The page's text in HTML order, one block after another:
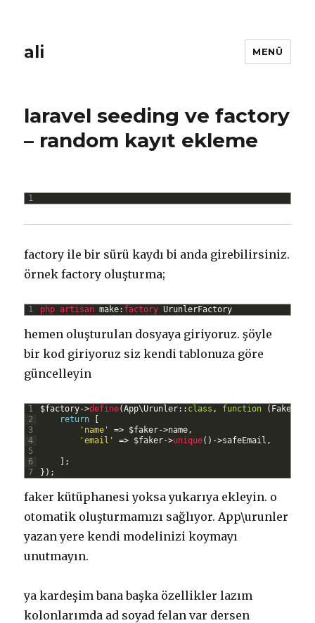
ali MENÜ
laravel seeding ve factory
– random kayıt ekleme
1
factory ile bir sürü kaydı bi anda girebilirsiniz.
örnek factory oluşturma;
1 php artisan make: factory UrunlerFactory
hemen oluşturulan dosyaya giriyoruz. şöyle
bir kod giriyoruz siz kendi tablonuza göre
güncelleyin
1
2
3
4
5
6
7
$factory->define(App\Urunler:: class , function ( Faker
return
'name'
=> $faker->name,
'email'
=> $faker->unique( ) ->safeEmail ,
;
} ) ;
faker kütüphanesi yoksa yukarıya ekleyin. o
otomatik oluşturmamızı sağlıyor. App\urunler
yazan yere kendi modelinizi koymayı
unutmayın.
ya kardeşim bana başka özellikler lazım
kolonlarımda ad soyad felan var dersen